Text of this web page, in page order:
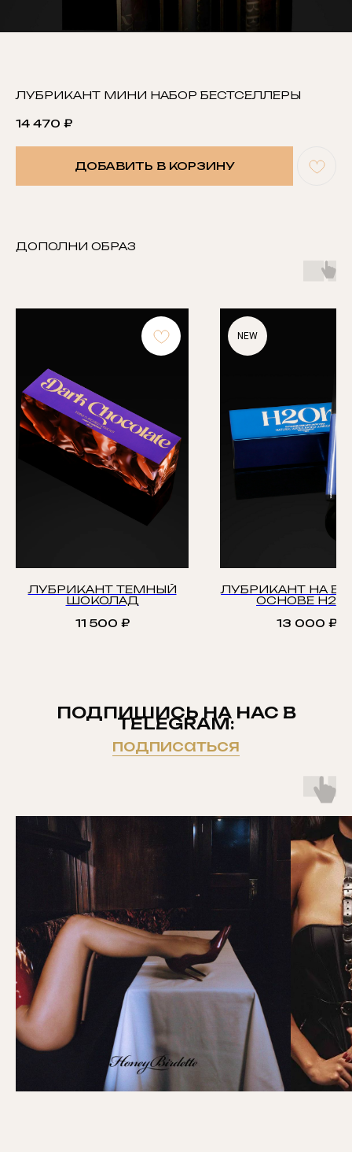
ЛУБРИКАНТ МИНИ НАБОР БЕСТСЕЛЛЕРЫ
14 470 ₽
ДОБАВИТЬ В КОРЗИНУ
ДОПОЛНИ ОБРАЗ
ЛУБРИКАНТ ТЕМНЫЙ
ШОКОЛАД
11 500 ₽
NEW
ЛУБРИКАНТ НА
ОСНОВЕ
13 000 ₽
ПОДПИШИСЬ НА НАС В
TELEGRAM:
подписаться